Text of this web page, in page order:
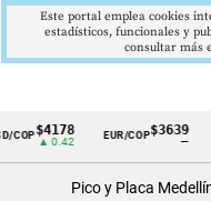
Cintillo
$4178
▲ 0.42
EUR/COP$3639
Pico y Placa
Este portal emplea cookies
estadísticos, funcionales y
consultar más